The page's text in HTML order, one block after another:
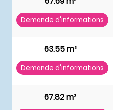
Demande d'informations
63.55 m²
Demande d'informations
67.82 m²